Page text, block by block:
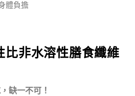
體負擔
比非水溶性膳食纖維
缺一不可！